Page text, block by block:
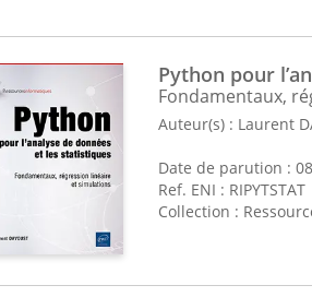
abordés incluent, mais ne se limitent
: Langages comme
web
: Création de sites
de données
: Outils tels que
informatiques: Notions
: Intelligence artificielle,
des ressources
Python pour
Fondamentaux,
Auteur(s) : Laurent
Date de parution :
Ref. ENI : RIPYTSTAT
Collection :